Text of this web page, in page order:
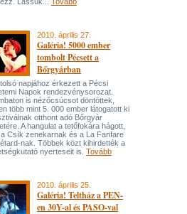
2010. április 27.
Galéria! 5000 ember
tombolt Pécsett a
Bőrgyárban
napjához érkezett a Pécsi
Napok rendezvénysorozat.
is nézőcsúcsot döntöttek,
több mint 5. 000 ember látogatott ki
otthont adó Bőrgyár
A hangulat a tetőfokára hágott,
a Csík zenekarnak és a La Fanfare
nak. Többek közt kihirdették a
nyerteseit is. Tovább
2010. április 25.
Galéria! Teltház a PEN-
en 30Y-al és PASO-val